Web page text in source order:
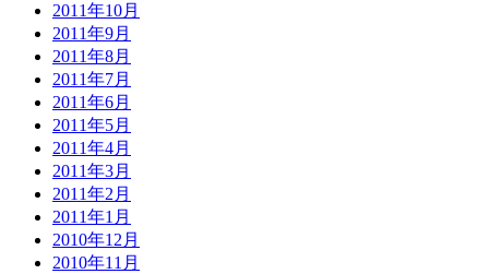
2011年10月
2011年9月
2011年8月
2011年7月
2011年6月
2011年5月
2011年4月
2011年3月
2011年2月
2011年1月
2010年12月
2010年11月